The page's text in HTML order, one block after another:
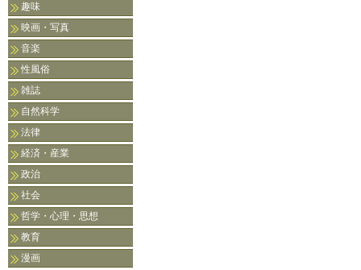
趣味
映画・写真
音楽
性風俗
雑誌
自然科学
法律
経済・産業
政治
社会
哲学・心理・思想
教育
漫画